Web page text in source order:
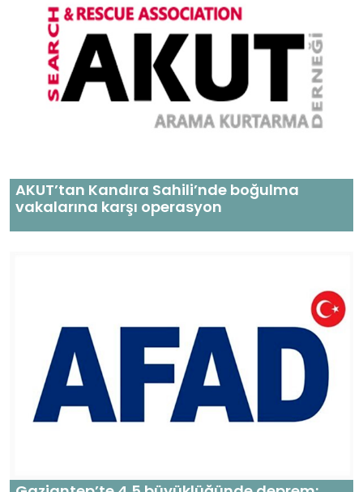
AKUT’tan Kandıra Sahili’nde boğulma
vakalarına karşı operasyon